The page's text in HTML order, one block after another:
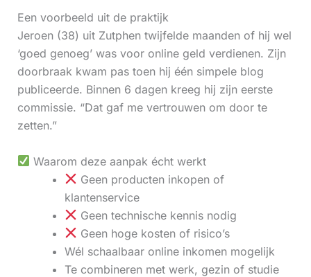
Een voorbeeld uit de praktijk
Jeroen (38) uit Zutphen twijfelde maanden of hij wel
‘goed genoeg’ was voor online geld verdienen. Zijn
doorbraak kwam pas toen hij één simpele blog
publiceerde. Binnen 6 dagen kreeg hij zijn eerste
commissie. “Dat gaf me vertrouwen om door te
zetten.”
Waarom deze aanpak écht werkt
Geen producten inkopen of
klantenservice
Geen technische kennis nodig
Geen hoge kosten of risico’s
Wél schaalbaar online inkomen mogelijk
Te combineren met werk, gezin of studie